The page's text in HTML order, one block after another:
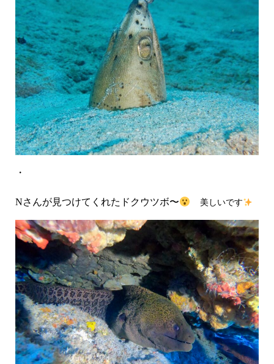
・
Nさんが見つけてくれたドクウツボ〜 美しいです